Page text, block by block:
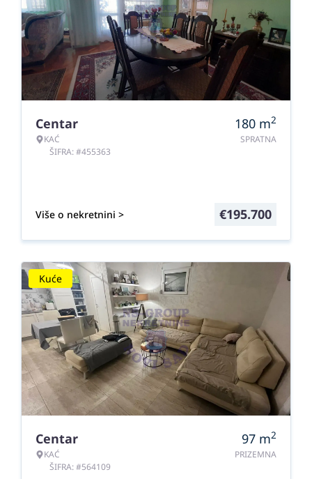
Centar
KAĆ
ŠIFRA: #455363
180 m2
SPRATNA
Više o nekretnini > €195.700
Kuće
Centar
KAĆ
ŠIFRA: #564109
97 m2
PRIZEMNA